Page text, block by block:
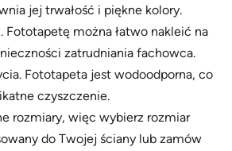
jej trwałość i piękne kolory.
Fototapetę można łatwo nakleić na
zatrudniania fachowca.
Fototapeta jest wodoodporna, co
czyszczenie.
rozmiary, więc wybierz rozmiar
do Twojej ściany lub zamów